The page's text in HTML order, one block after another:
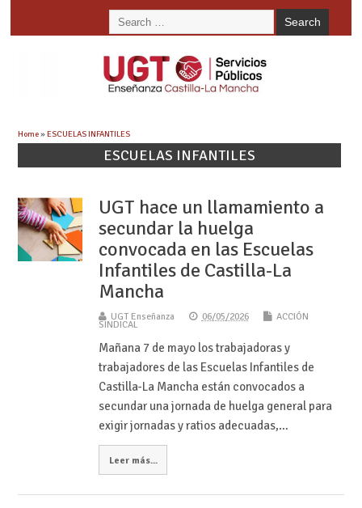
Home»ESCUELAS INFANTILES
ESCUELAS INFANTILES
UGT hace un llamamiento a
secundar la huelga
convocada en las Escuelas
Infantiles de Castilla-La
Mancha
UGT Enseñanza 06/05/2026 ACCIÓN
SINDICAL
Mañana 7 de mayo los trabajadoras y
trabajadores de las Escuelas Infantiles de
Castilla-La Mancha están convocados a
secundar una jornada de huelga general para
exigir jornadas y ratios adecuadas,…
Leer más...